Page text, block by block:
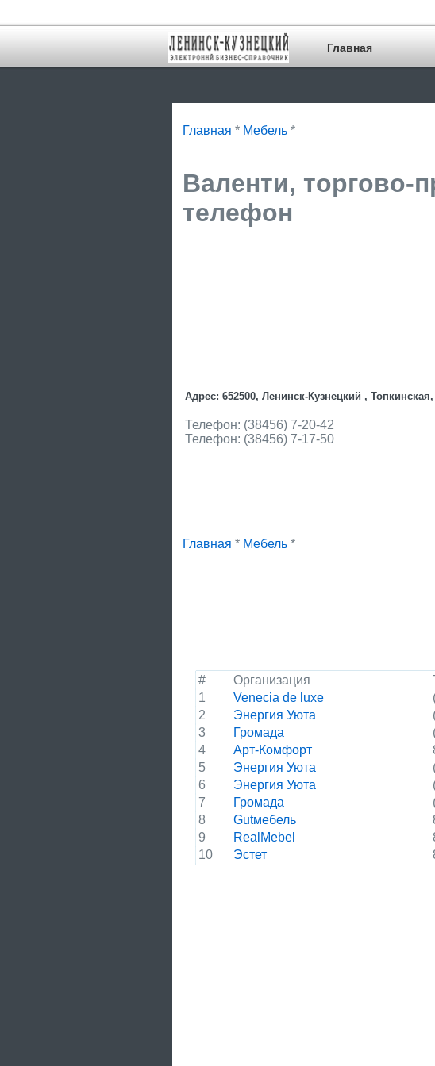
Главная
Главная * Мебель *
Валенти, торгово-
телефон
Адрес: 652500, Ленинск-Кузнецкий , Топкинская,
Телефон: (38456) 7-20-42
Телефон: (38456) 7-17-50
Главная * Мебель *
# Организация
1
Venecia de luxe
2
Энергия Уюта
3
Громада
4
Арт-Комфорт
5
Энергия Уюта
6
Энергия Уюта
7
Громада
8
Gutмебель
9
RealMebel
10
Эстет